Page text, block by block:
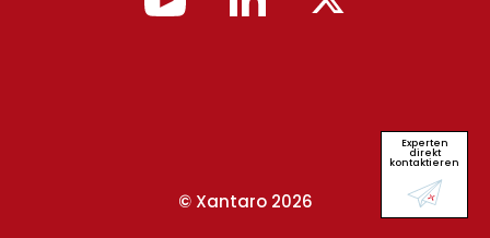
Experten
direkt
kontaktieren
© Xantaro 2026